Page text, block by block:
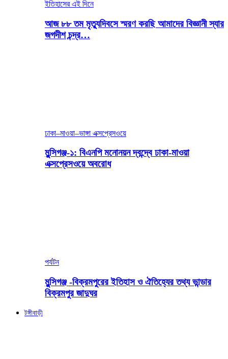
ইতিহাসের এই দিনে
আজ ৮৮ তম মৃত্যুদিবসে স্মরণ করছি আমাদের বিজ্ঞানী স্যার
জগদীশ চন্দ্র…
ঢাকা–মাওয়া–ভাঙ্গা এক্সপ্রেসওয়ে
মুন্সিগঞ্জ-১: বিএনপি মনোনয়ন দ্বন্দ্বে ঢাকা-মাওয়া
এক্সপ্রেসওয়ে অবরোধ
পর্যটন
মুন্সিগঞ্জ -বিক্রমপুরের ইতিহাস ও ঐতিহ্যের তথ্য ভান্ডার
বিক্রমপুর জাদুঘর
টঙ্গীবাড়ী